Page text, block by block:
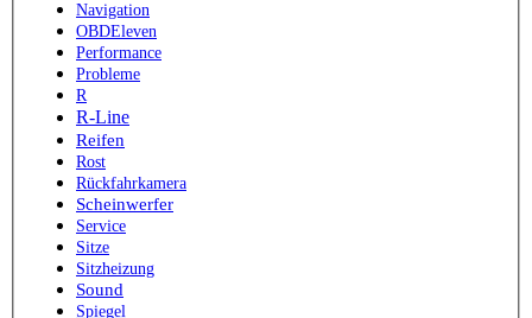
Navigation
OBDEleven
Performance
Probleme
R
R-Line
Reifen
Rost
Rückfahrkamera
Scheinwerfer
Service
Sitze
Sitzheizung
Sound
Spiegel